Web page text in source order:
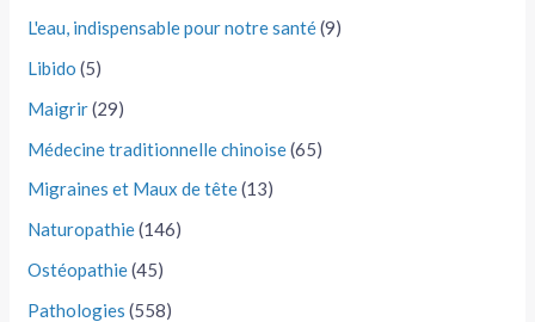
L'eau, indispensable pour notre santé(9)
Libido (5)
Maigrir(29)
Médecine traditionnelle chinoise(65)
Migraines et Maux de tête(13)
Naturopathie(146)
Ostéopathie(45)
Pathologies (558)